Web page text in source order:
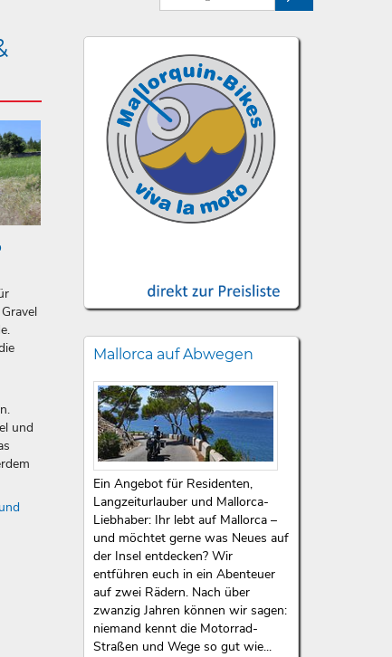
Mallorca auf Abwegen
Ein Angebot für Residenten,
Langzeiturlauber und Mallorca-
Liebhaber: Ihr lebt auf Mallorca –
und möchtet gerne was Neues auf
der Insel entdecken? Wir
entführen euch in ein Abenteuer
auf zwei Rädern. Nach über
zwanzig Jahren können wir sagen:
niemand kennt die Motorrad-
Straßen und Wege so gut wie...
und